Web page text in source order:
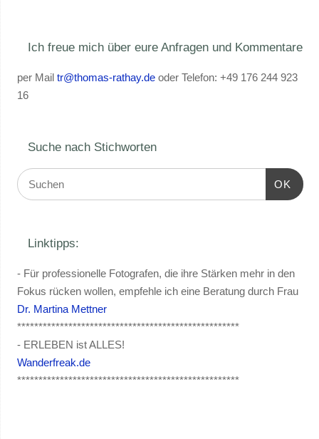
Ich freue mich über eure Anfragen und Kommentare
per Mail tr@thomas-rathay.deoder Telefon: +49 176 244 923
16
Suche nach Stichworten
OK
Linktipps:
- Für professionelle Fotografen, die ihre Stärken mehr in den
Fokus rücken wollen, empfehle ich eine Beratung durch Frau
Dr. Martina Mettner
****************************************************
- ERLEBEN ist ALLES!
Wanderfreak.de
****************************************************